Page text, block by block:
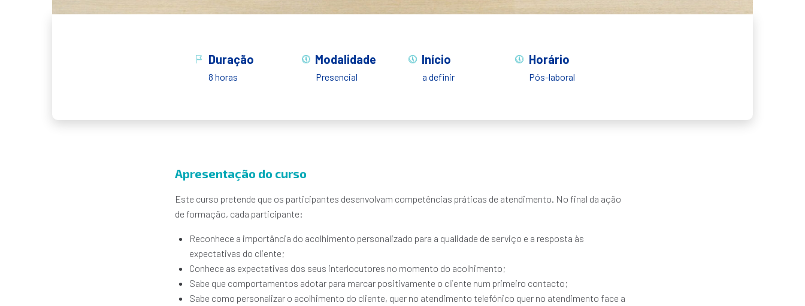
Duração
8 horas
Modalidade
Presencial
Início
a definir
Horário
Pós-laboral
Apresentação do curso
Este curso pretende que os participantes desenvolvam competências práticas de atendimento. No final da ação
de formação, cada participante:
Reconhece a importância do acolhimento personalizado para a qualidade de serviço e a resposta às
expectativas do cliente;
Conhece as expectativas dos seus interlocutores no momento do acolhimento;
Sabe que comportamentos adotar para marcar positivamente o cliente num primeiro contacto;
Sabe como personalizar o acolhimento do cliente, quer no atendimento telefónico quer no atendimento face a